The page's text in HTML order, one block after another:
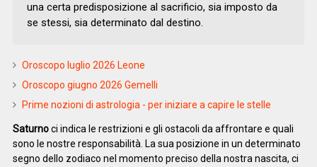
una certa predisposizione al sacrificio, sia imposto da
se stessi, sia determinato dal destino.
Oroscopo luglio 2026 Leone
Oroscopo giugno 2026 Gemelli
Prime nozioni di astrologia - per iniziare a capire le stelle
Saturnoci indica le restrizioni e gli ostacoli da affrontare e quali
sono le nostre responsabilità. La sua posizione in un determinato
segno dello zodiaco nel momento preciso della nostra nascita, ci